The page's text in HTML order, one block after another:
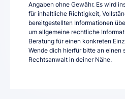
Angaben ohne Gewähr. Es wird
für inhaltliche Richtigkeit,
bereitgestellten Informationen
um allgemeine rechtliche
Beratung für einen konkreten
Wende dich hierfür bitte an einen
Rechtsanwalt in deiner Nähe.